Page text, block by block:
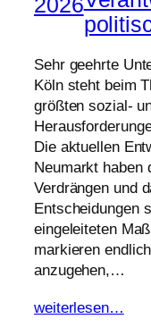
Sehr geehrte
Köln steht beim
größten sozial-
Die aktuellen
Neumarkt haben
Verdrängen und
Entscheidungen
eingeleiteten
markieren
anzugehen,…
weiterlesen…